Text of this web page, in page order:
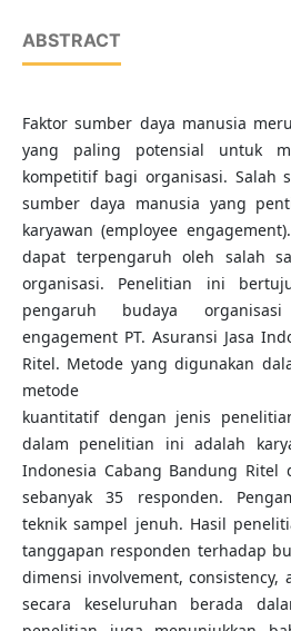
ABSTRACT
Faktor sumber daya manusia
yang paling potensial untuk
kompetitif bagi organisasi. Salah
sumber daya manusia yang
karyawan (employee
dapat terpengaruh oleh salah
organisasi. Penelitian ini
pengaruh budaya
engagement PT. Asuransi Jasa
Ritel. Metode yang digunakan
metode
kuantitatif dengan jenis
dalam penelitian ini adalah
Indonesia Cabang Bandung Ritel
sebanyak 35 responden.
teknik sampel jenuh. Hasil
tanggapan responden terhadap
dimensi involvement, consistency,
secara keseluruhan berada